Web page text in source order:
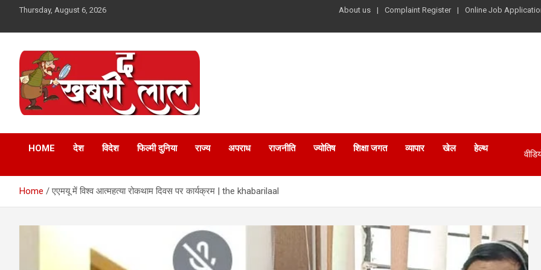
content
Thursday, August 6, 2026 About us Complaint Register Online Job
The Khabri Laal
Online News Portal
HOME
देश विदेश फिल्मी दुनिया राज्य अपराध राजनीति ज्योतिष शिक्षा जगत व्यापार खेल हेल्थ
Home एएमयू में विश्व आत्महत्या रोकथाम दिवस पर कार्यक्रम | the khabarilaal